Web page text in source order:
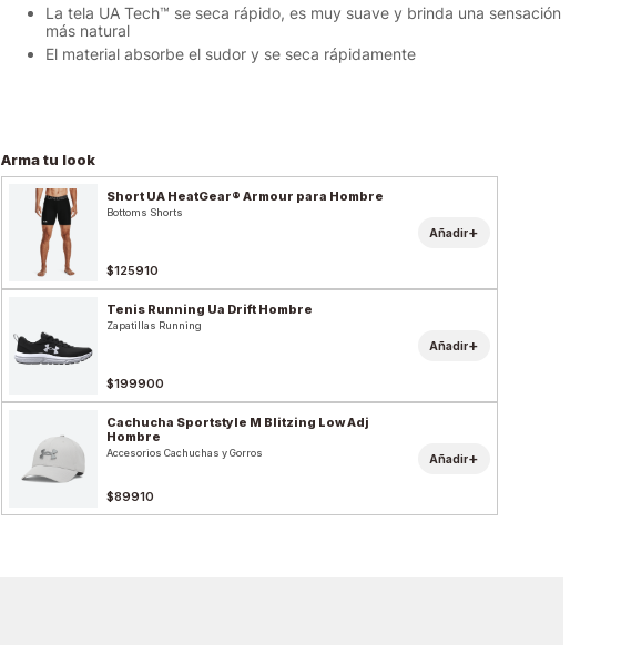
La tela UA Tech™ se seca rápido, es muy suave y brinda una sensación
más natural
El material absorbe el sudor y se seca rápidamente
Arma tu look
Short UA HeatGear® Armour para Hombre
Bottoms Shorts
$125910
Añadir+
Tenis Running Ua Drift Hombre
Zapatillas Running
$199900
Añadir+
Cachucha Sportstyle M Blitzing Low Adj
Hombre
Accesorios Cachuchas y Gorros
$89910
Añadir+